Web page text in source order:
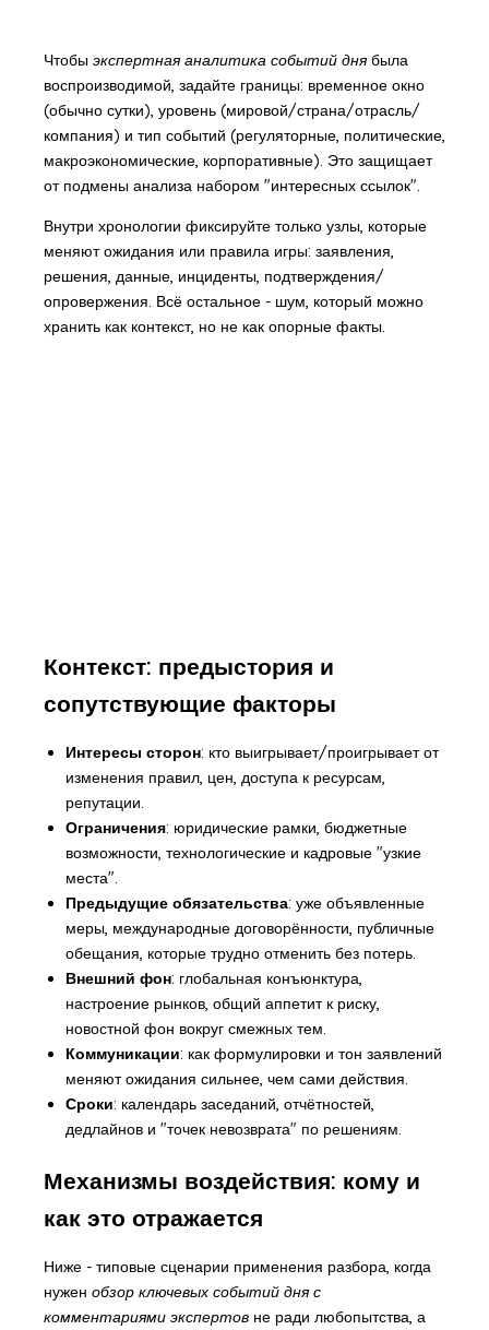
Чтобы экспертная аналитика событий днябыла
воспроизводимой, задайте границы: временное окно
(обычно сутки), уровень (мировой/страна/отрасль/
компания) и тип событий (регуляторные, политические,
макроэкономические, корпоративные). Это защищает
от подмены анализа набором "интересных ссылок".
Внутри хронологии фиксируйте только узлы, которые
меняют ожидания или правила игры: заявления,
решения, данные, инциденты, подтверждения/
опровержения. Всё остальное - шум, который можно
хранить как контекст, но не как опорные факты.
Контекст: предыстория и
сопутствующие факторы
Интересы сторон: кто выигрывает/проигрывает от
изменения правил, цен, доступа к ресурсам,
репутации.
Ограничения: юридические рамки, бюджетные
возможности, технологические и кадровые "узкие
места".
Предыдущие обязательства: уже объявленные
меры, международные договорённости, публичные
обещания, которые трудно отменить без потерь.
Внешний фон: глобальная конъюнктура,
настроение рынков, общий аппетит к риску,
новостной фон вокруг смежных тем.
Коммуникации: как формулировки и тон заявлений
меняют ожидания сильнее, чем сами действия.
Сроки: календарь заседаний, отчётностей,
дедлайнов и "точек невозврата" по решениям.
Механизмы воздействия: кому и
как это отражается
Ниже - типовые сценарии применения разбора, когда
нужен обзор ключевых событий дня с
комментариями экспертовне ради любопытства, а